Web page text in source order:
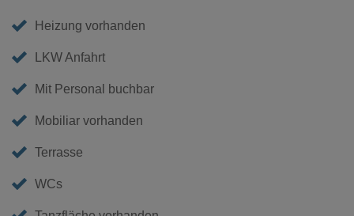
Heizung vorhanden
LKW Anfahrt
Mit Personal buchbar
Mobiliar vorhanden
Terrasse
WCs